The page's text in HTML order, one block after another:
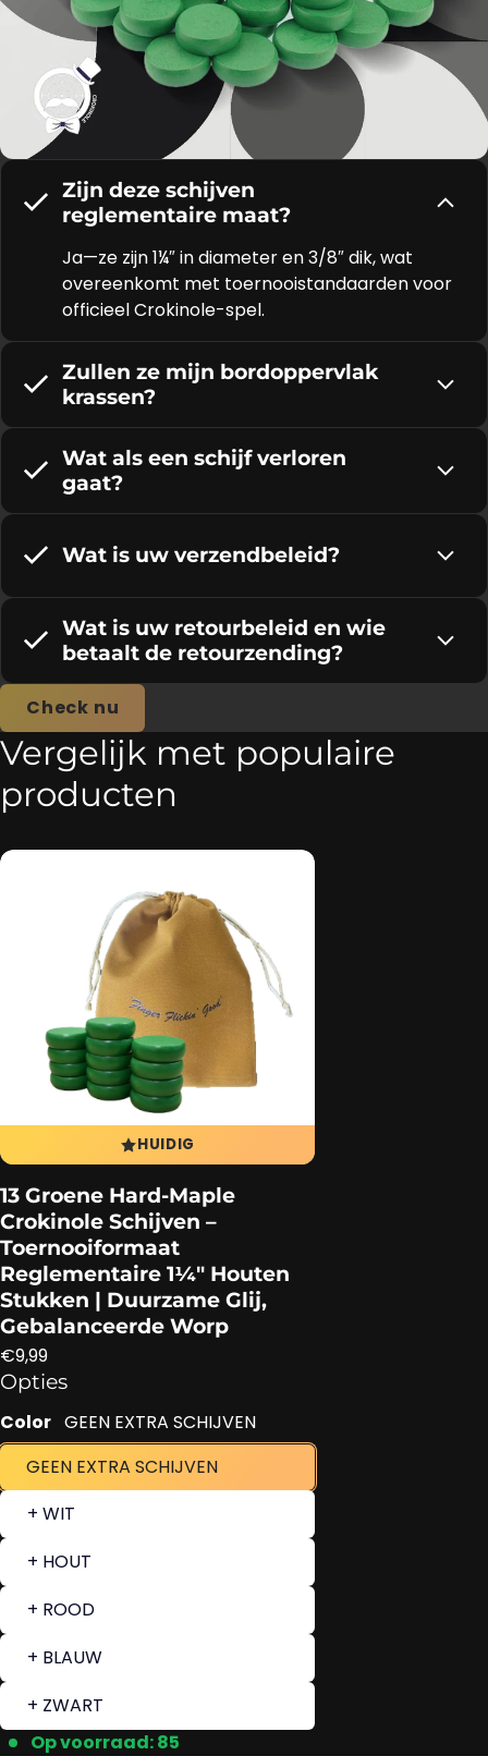
Zijn deze schijven
reglementaire maat?
Ja—ze zijn 1¼″ in diameter en 3/8″ dik, wat
overeenkomt met toernooistandaarden voor
officieel Crokinole-spel.
Zullen ze mijn bordoppervlak
krassen?
Wat als een schijf verloren
gaat?
Wat is uw verzendbeleid?
Wat is uw retourbeleid en wie
betaalt de retourzending?
Check nu
Vergelijk met populaire
producten
HUIDIG
13 Groene Hard‑Maple
Crokinole Schijven –
Toernooiformaat
Reglementaire 1¼″ Houten
Stukken | Duurzame Glij,
Gebalanceerde Worp
Reguliere prijs
€9,99
Opties
Color GEEN EXTRA SCHIJVEN
GEEN EXTRA SCHIJVEN
+ WIT
+ HOUT
+ ROOD
+ BLAUW
+ ZWART
Op voorraad: 85